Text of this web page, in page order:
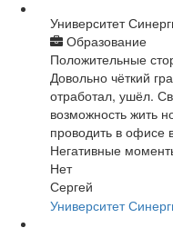
Университет
Образование
Положительные
Довольно чёткий
отработал, ушёл.
возможность жить
проводить в офисе
Негативные
Нет
Сергей
Университет